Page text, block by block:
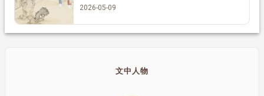
2026-05-09
文中人物